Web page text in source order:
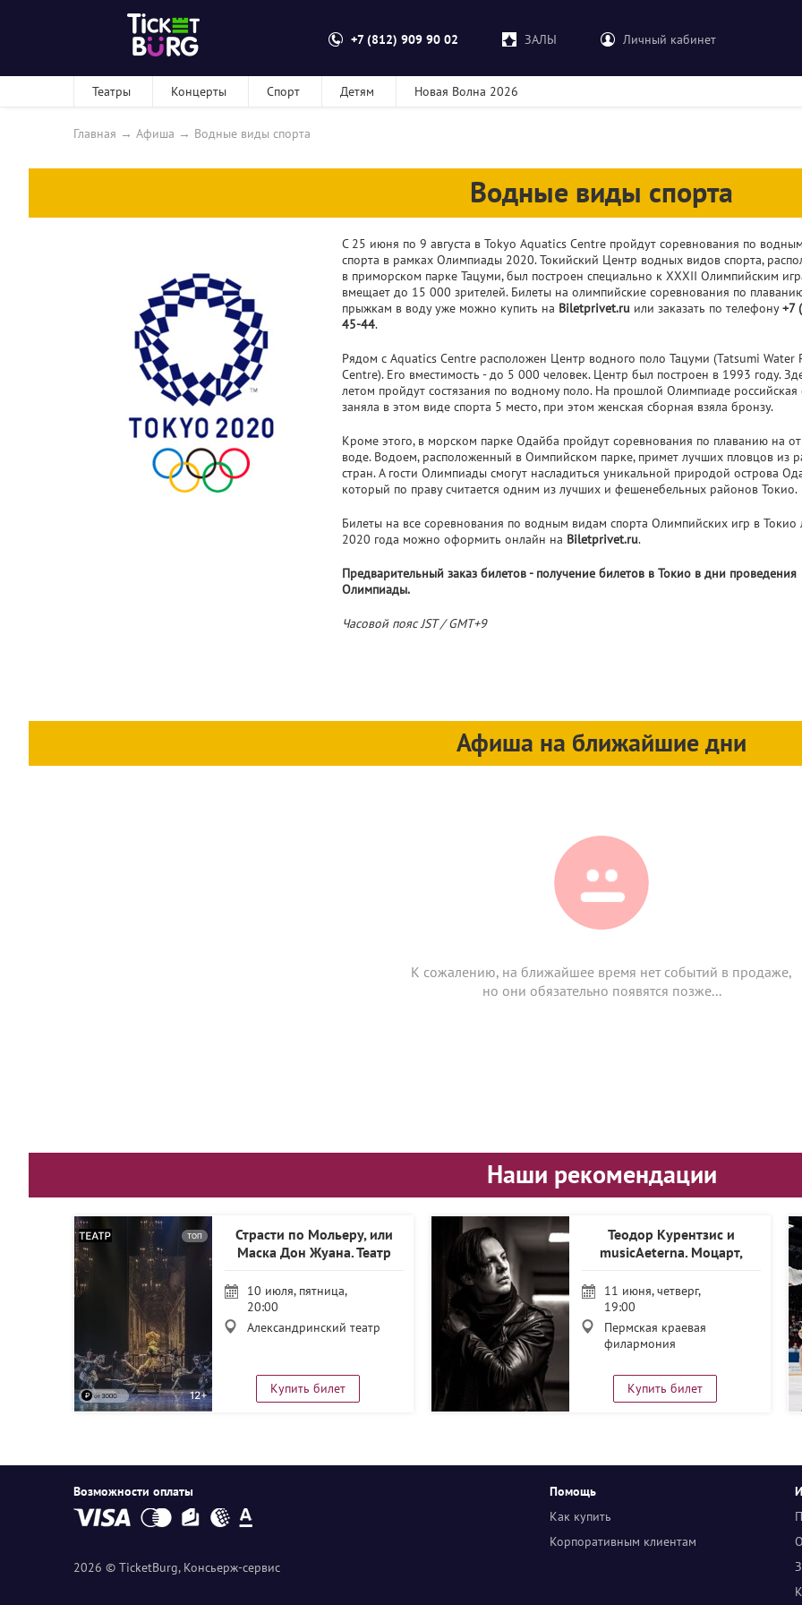
+7 (812) 909 90 02 ЗАЛЫ Личный кабинет
Театры Концерты Спорт Детям Новая Волна 2026
Главная → Афиша → Водные виды спорта
Водные виды спорта
С 25 июня по 9 августа в Tokyo Aquatics Centre пройдут соревнования по
спорта в рамках Олимпиады 2020. Токийский Центр водных видов спорта,
в приморском парке Тацуми, был построен специально к XXXII Олимпийским
вмещает до 15 000 зрителей. Билеты на олимпийские соревнования по
прыжкам в воду уже можно купить на Biletprivet.ru или заказать по телефону+7
45-44.
Рядом с Aquatics Centre расположен Центр водного поло Тацуми (Tatsumi Water
Centre). Его вместимость - до 5 000 человек. Центр был построен в 1993 году.
летом пройдут состязания по водному поло. На прошлой Олимпиаде российская
заняла в этом виде спорта 5 место, при этом женская сборная взяла бронзу.
Кроме этого, в морском парке Одайба пройдут соревнования по плаванию на
воде. Водоем, расположенный в Оимпийском парке, примет лучших пловцов из
стран. А гости Олимпиады смогут насладиться уникальной природой острова
который по праву считается одним из лучших и фешенебельных районов Токио.
Билеты на все соревнования по водным видам спорта Олимпийских игр в Токио
2020 года можно оформить онлайн на Biletprivet.ru.
Предварительный заказ билетов - получение билетов в Токио в дни проведения
Олимпиады.
Часовой пояс JST / GMT+9
Афиша на ближайшие дни
К сожалению, на ближайшее время нет событий в продаже,
но они обязательно появятся позже...
Наши рекомендации
Страсти по Мольеру, или
Маска Дон Жуана. Театр
10 июля, пятница,
20:00
Александринский театр
Купить билет
Теодор Курентзис и
musicAeterna. Моцарт,
11 июня, четверг,
19:00
Пермская краевая
филармония
Купить билет
Помощь
Как купить
Корпоративным клиентам
Возможности оплаты
2026 © TicketBurg, Консьерж-сервис